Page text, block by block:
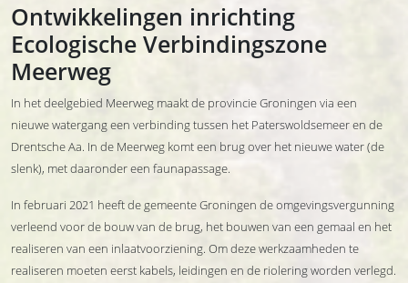
Ontwikkelingen inrichting
Ecologische Verbindingszone
Meerweg
In het deelgebied Meerweg maakt de provincie Groningen via een
nieuwe watergang een verbinding tussen het Paterswoldsemeer en de
Drentsche Aa. In de Meerweg komt een brug over het nieuwe water (de
slenk), met daaronder een faunapassage.
In februari 2021 heeft de gemeente Groningen de omgevingsvergunning
verleend voor de bouw van de brug, het bouwen van een gemaal en het
realiseren van een inlaatvoorziening. Om deze werkzaamheden te
realiseren moeten eerst kabels, leidingen en de riolering worden verlegd.